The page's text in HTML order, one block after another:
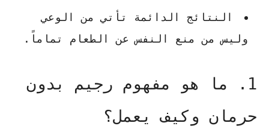
النتائج الدائمة تأتي من الوعي
وليس من منع النفس عن الطعام تماماً.
1. ما هو مفهوم رجيم بدون
حرمان وكيف يعمل؟